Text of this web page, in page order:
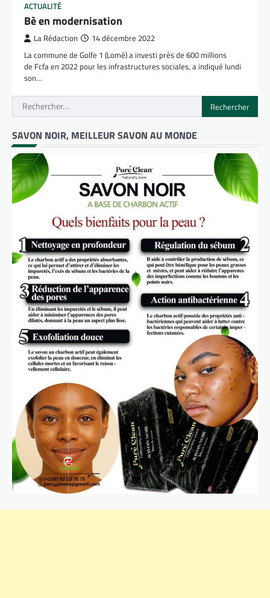
ACTUALITÉ
Bè en modernisation
La Rédaction 14 décembre 2022
La commune de Golfe 1 (Lomé) a investi près de 600 millions
de Fcfa en 2022 pour les infrastructures sociales, a indiqué lundi
son…
Rechercher :
SAVON NOIR, MEILLEUR SAVON AU MONDE